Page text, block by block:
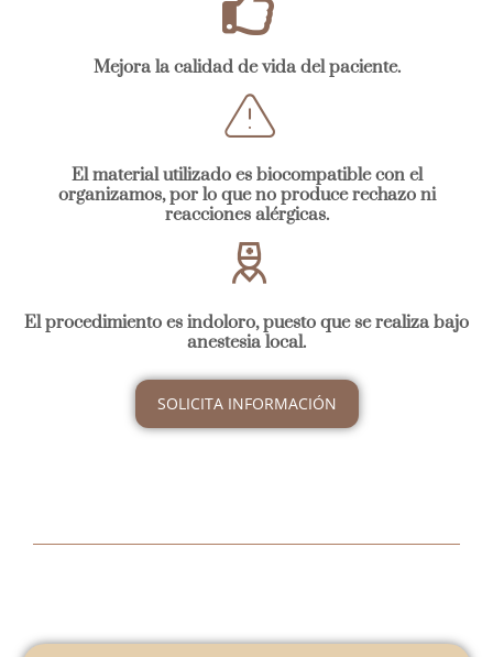
Mejora la calidad de vida del paciente.
El material utilizado es biocompatible con el
organizamos, por lo que no produce rechazo ni
reacciones alérgicas.
El procedimiento es indoloro, puesto que se realiza bajo
anestesia local.
SOLICITA INFORMACIÓN